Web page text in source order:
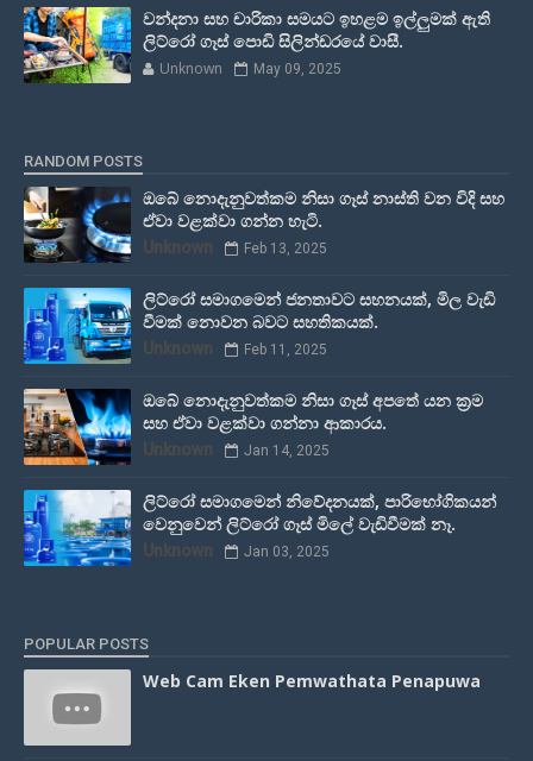
වන්දනා සහ චාරිකා සමයට ඉහළම ඉල්ලුමක් ඇති
ලිට්රෝ ගෑස් පොඩි සිලින්ඩරයේ වාසී.
Unknown May 09, 2025
RANDOM POSTS
ඔබේ නොදැනුවත්කම නිසා ගෑස් නාස්ති වන විදි සහ
ඒවා වළක්වා ගන්න හැටි.
Unknown Feb 13, 2025
ලිට්රෝ සමාගමෙන් ජනතාවට සහනයක්, මිල වැඩි
වීමක් නොවන බවට සහතිකයක්.
Unknown Feb 11, 2025
ඔබේ නොදැනුවත්කම නිසා ගෑස් අපතේ යන ක්‍රම
සහ ඒවා වළක්වා ගන්නා ආකාරය.
Unknown Jan 14, 2025
ලිට්රෝ සමාගමෙන් නිවේදනයක්, පාරිභෝගිකයන්
වෙනුවෙන් ලිට්රෝ ගෑස් මිලේ වැඩිවීමක් නෑ.
Unknown Jan 03, 2025
POPULAR POSTS
Web Cam Eken Pemwathata Penapuwa